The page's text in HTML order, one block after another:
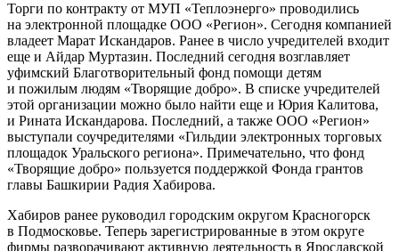
Торги по контракту от МУП «Теплоэнерго» проводились
на электронной площадке ООО «Регион». Сегодня компанией
владеет Марат Искандаров. Ранее в число учредителей входит
еще и Айдар Муртазин. Последний сегодня возглавляет
уфимский Благотворительный фонд помощи детям
и пожилым людям «Творящие добро». В списке учредителей
этой организации можно было найти еще и Юрия Калитова,
и Рината Искандарова. Последний, а также ООО «Регион»
выступали соучредителями «Гильдии электронных торговых
площадок Уральского региона». Примечательно, что фонд
«Творящие добро» пользуется поддержкой Фонда грантов
главы Башкирии Радия Хабирова.
Хабиров ранее руководил городским округом Красногорск
в Подмосковье. Теперь зарегистрированные в этом округе
фирмы разворачивают активную деятельность в Ярославской